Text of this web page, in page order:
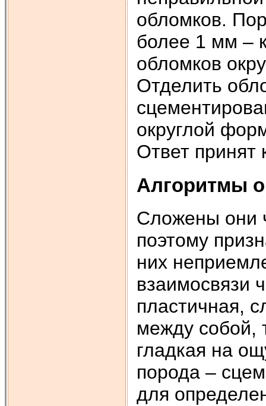
обломков.
более 1 мм –
обломков
Отделить
округлой
Ответ принят
Алгоритмы
Сложены они
поэтому
них
взаимосвязи
пластичная,
между собой,
гладкая на
порода –
для